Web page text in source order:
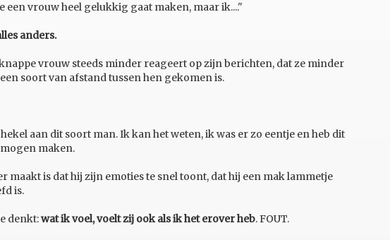
een vrouw heel gelukkig gaat maken, maar ik...."
anders.
vrouw steeds minder reageert op zijn berichten, dat ze minder
soort van afstand tussen hen gekomen is.
aan dit soort man. Ik kan het weten, ik was er zo eentje en heb dit
maken.
maakt is dat hij zijn emoties te snel toont, dat hij een mak lammetje
is.
denkt:wat ik voel, voelt zij ook als ik het erover heb. FOUT.